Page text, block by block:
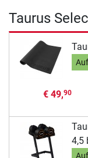
Taurus
€ 49,90
4,5